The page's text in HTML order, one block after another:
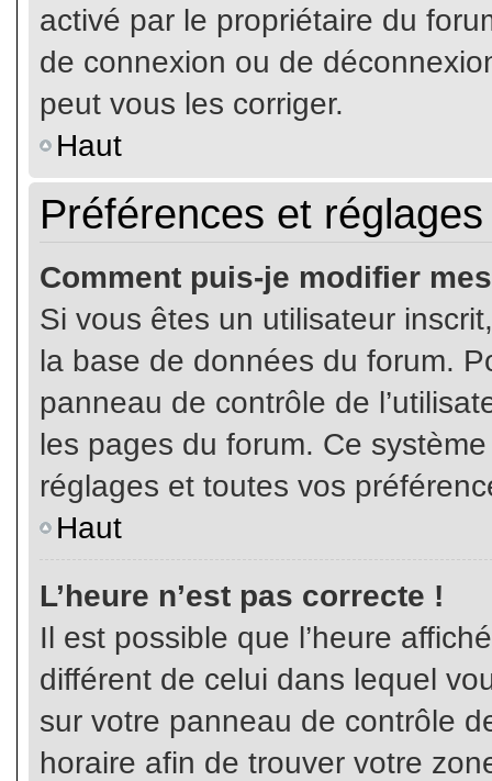
activé par le propriétaire du
de connexion ou de
peut vous les corriger.
Haut
Préférences et
Comment puis-je modifier
Si vous êtes un utilisateur
la base de données du forum.
panneau de contrôle de
les pages du forum. Ce
réglages et toutes vos
Haut
L’heure n’est pas correcte !
Il est possible que l’heure
différent de celui dans lequel
sur votre panneau de contrôle
horaire afin de trouver votre